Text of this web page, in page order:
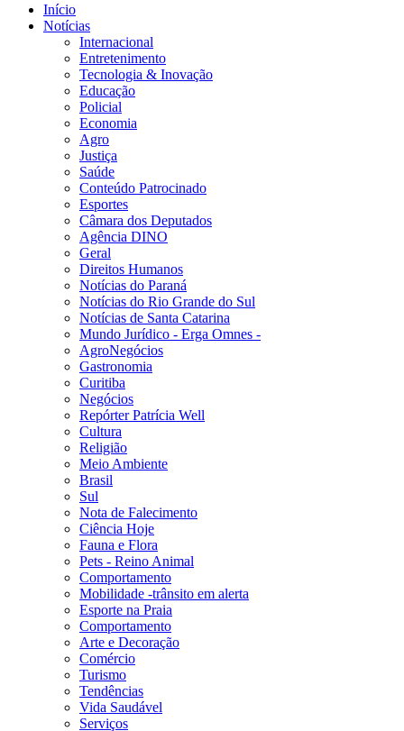
Início
Notícias
Internacional
Entretenimento
Tecnologia & Inovação
Educação
Policial
Economia
Agro
Justiça
Saúde
Conteúdo Patrocinado
Esportes
Câmara dos Deputados
Agência DINO
Geral
Direitos Humanos
Notícias do Paraná
Notícias do Rio Grande do Sul
Notícias de Santa Catarina
Mundo Jurídico - Erga Omnes -
AgroNegócios
Gastronomia
Curitiba
Negócios
Repórter Patrícia Well
Cultura
Religião
Meio Ambiente
Brasil
Sul
Nota de Falecimento
Ciência Hoje
Fauna e Flora
Pets - Reino Animal
Comportamento
Mobilidade -trânsito em alerta
Esporte na Praia
Comportamento
Arte e Decoração
Comércio
Turismo
Tendências
Vida Saudável
Serviços